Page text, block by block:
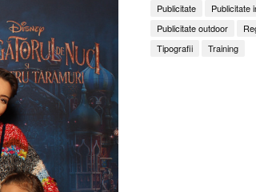
Publicitate
Publicitate
Publicitate outdoor
Tipografii
Training